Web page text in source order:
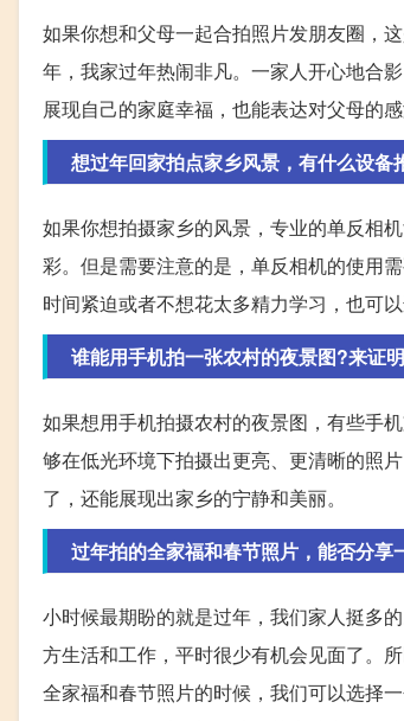
如果你想和父母一起合拍照片发朋友圈，
年，我家过年热闹非凡。一家人开心地合
展现自己的家庭幸福，也能表达对父母的感
想过年回家拍点家乡风景，有什么设备
如果你想拍摄家乡的风景，专业的单反相
彩。但是需要注意的是，单反相机的使用
时间紧迫或者不想花太多精力学习，也可
谁能用手机拍一张农村的夜景图?来证
如果想用手机拍摄农村的夜景图，有些手
够在低光环境下拍摄出更亮、更清晰的照
了，还能展现出家乡的宁静和美丽。
过年拍的全家福和春节照片，能否分享
小时候最期盼的就是过年，我们家人挺多
方生活和工作，平时很少有机会见面了。
全家福和春节照片的时候，我们可以选择